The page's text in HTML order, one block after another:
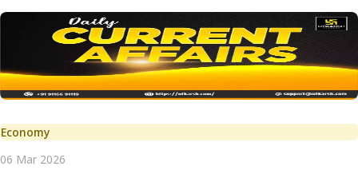
Economy
06 Mar 2026